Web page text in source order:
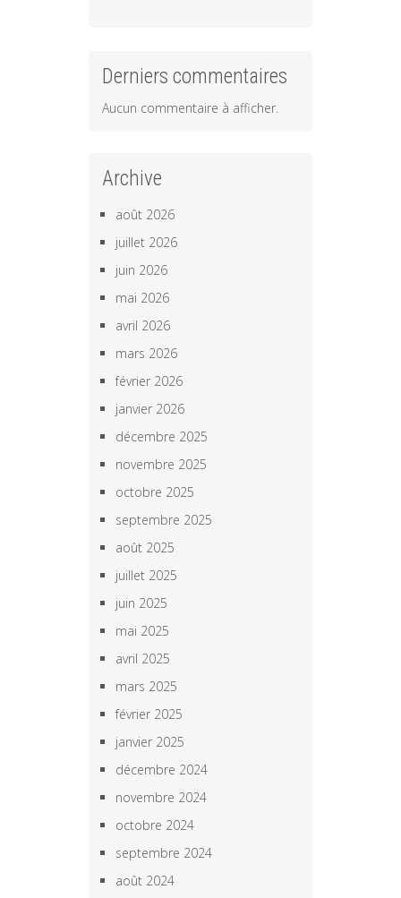
Derniers commentaires
Aucun commentaire à afficher.
Archive
août 2026
juillet 2026
juin 2026
mai 2026
avril 2026
mars 2026
février 2026
janvier 2026
décembre 2025
novembre 2025
octobre 2025
septembre 2025
août 2025
juillet 2025
juin 2025
mai 2025
avril 2025
mars 2025
février 2025
janvier 2025
décembre 2024
novembre 2024
octobre 2024
septembre 2024
août 2024